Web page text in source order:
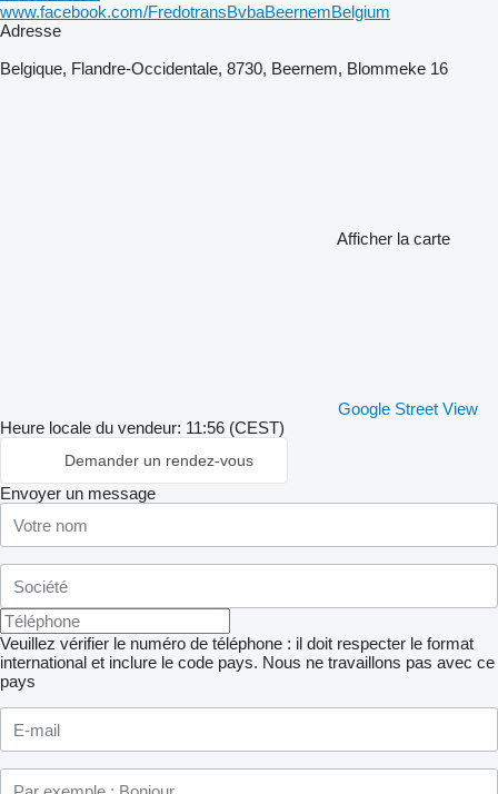
www.facebook.com/FredotransBvbaBeernemBelgium
Adresse
Belgique, Flandre-Occidentale, 8730, Beernem, Blommeke 16
Afficher la carte
Google Street View
Heure locale du vendeur: 11:56 (CEST)
Demander un rendez-vous
Envoyer un message
Veuillez vérifier le numéro de téléphone : il doit respecter le format
international et inclure le code pays. Nous ne travaillons pas avec ce
pays